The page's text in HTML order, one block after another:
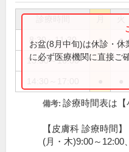
8:30～11:30 ● ●
13:30～16:00
お盆(8月中旬)は休診・
に必ず医療機関に直接ご
備考: 診療時間表は【
【皮膚科 診療時間】
(月・木)9:00～12:00